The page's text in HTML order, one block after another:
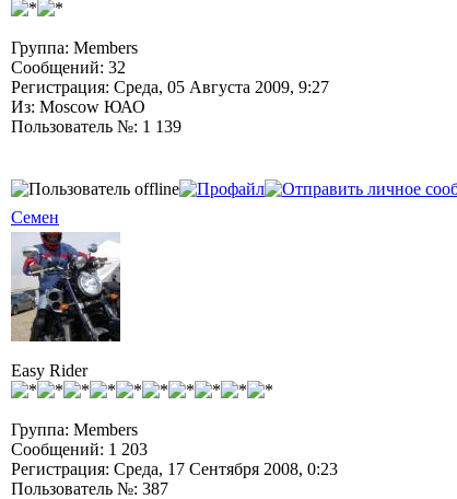
Группа: Members
Сообщений: 32
Регистрация: Среда, 05 Августа 2009, 9:27
Из: Moscow ЮАО
Пользователь №: 1 139
Семен
Easy Rider
Группа: Members
Сообщений: 1 203
Регистрация: Среда, 17 Сентября 2008, 0:23
Пользователь №: 387